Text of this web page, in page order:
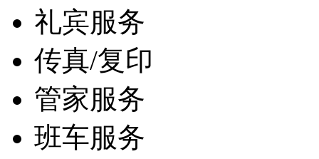
礼宾服务
传真/复印
管家服务
班车服务